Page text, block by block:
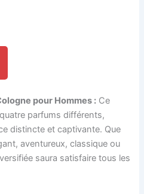
pour Hommes : Ce
parfums différents,
distincte et captivante. Que
aventureux, classique ou
saura satisfaire tous les